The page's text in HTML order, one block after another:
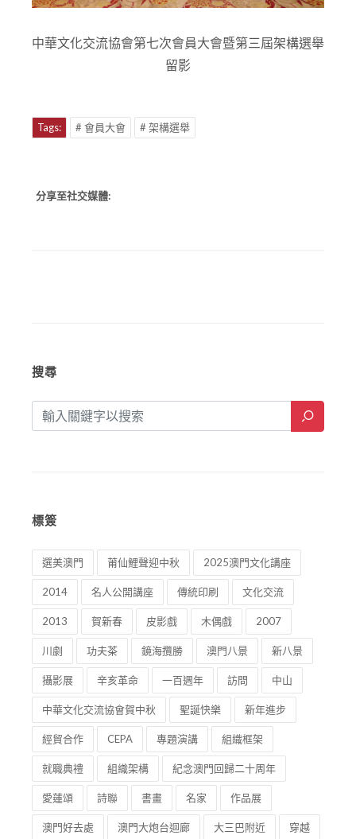
中華文化交流協會第七次會員大會暨第三屆架構選舉
留影
Tags: # 會員大會 # 架構選舉
分享至社交媒體:
搜尋
標簽
選美澳門 莆仙鯉聲迎中秋 2025澳門文化講座
2014 名人公開講座 傳統印刷 文化交流
2013 賀新春 皮影戲 木偶戲 2007
川劇 功夫茶 鏡海攬勝 澳門八景 新八景
攝影展 辛亥革命 一百週年 訪問 中山
中華文化交流協會賀中秋 聖誕快樂 新年進步
經貿合作 CEPA 專題演講 組織框架
就職典禮 組織架構 紀念澳門回歸二十周年
愛蓮頌 詩聯 書畫 名家 作品展
澳門好去處 澳門大炮台迴廊 大三巴附近 穿越